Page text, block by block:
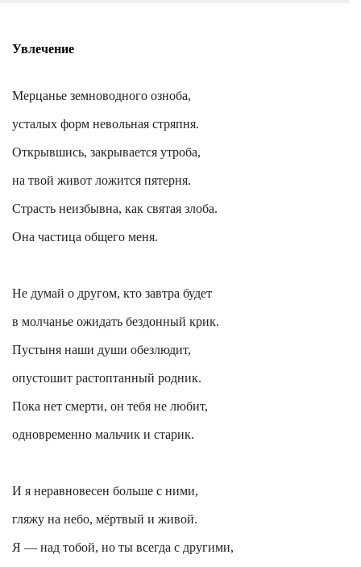
Увлечение
Мерцанье земноводного озноба,
усталых форм невольная стряпня.
Открывшись, закрывается утроба,
на твой живот ложится пятерня.
Страсть неизбывна, как святая злоба.
Она частица общего меня.
Не думай о другом, кто завтра будет
в молчанье ожидать бездонный крик.
Пустыня наши души обезлюдит,
опустошит растоптанный родник.
Пока нет смерти, он тебя не любит,
одновременно мальчик и старик.
И я неравновесен больше с ними,
гляжу на небо, мёртвый и живой.
Я — над тобой, но ты всегда с другими,